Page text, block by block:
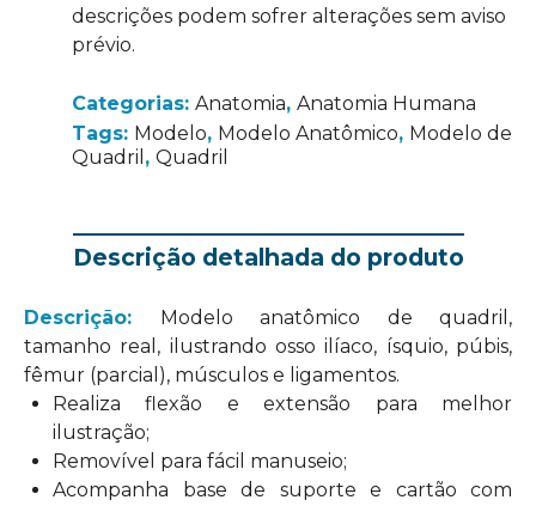
descrições podem sofrer alterações sem aviso
prévio.
Categorias: Anatomia, Anatomia Humana
Tags: Modelo, Modelo Anatômico, Modelo de
Quadril , Quadril
Descrição detalhada do produto
Descrição:
Modelo anatômico de quadril,
tamanho real, ilustrando osso ilíaco, ísquio, púbis,
fêmur (parcial), músculos e ligamentos.
Realiza flexão e extensão para melhor
ilustração;
Removível para fácil manuseio;
Acompanha base de suporte e cartão com